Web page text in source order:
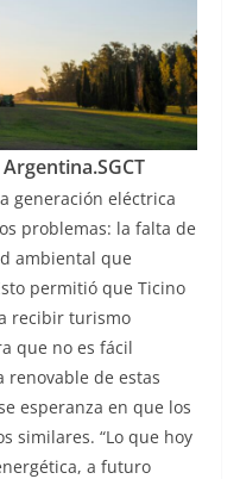
Argentina.SGCT
generación eléctrica
problemas: la falta de
ambiental que
permitió que Ticino
recibir turismo
que no es fácil
de estas
esperanza en que los
similares. “Lo que hoy
a futuro